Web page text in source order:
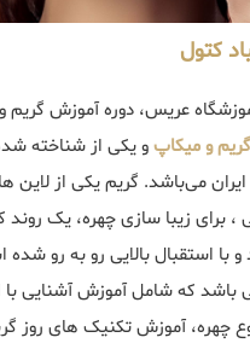
کتول
عریس، دوره آموزش
و میکاپو یکی از شناخته
می‌باشد. گریم یکی از
، برای زیبا سازی چهره، یک
و با استقبال بالایی رو به رو
باشد که شامل آموزش آشنایی
چهره، آموزش تکنیک های روز